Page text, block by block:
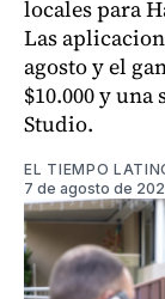
locales para
Las
agosto y el
$10.000 y una
Studio.
EL TIEMPO
7 de agosto de